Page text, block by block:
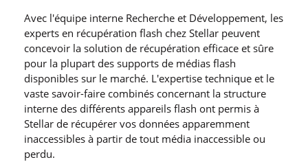
Avec l′équipe interne Recherche et Développement, les
experts en récupération flash chez Stellar peuvent
concevoir la solution de récupération efficace et sûre
pour la plupart des supports de médias flash
disponibles sur le marché. L′expertise technique et le
vaste savoir-faire combinés concernant la structure
interne des différents appareils flash ont permis à
Stellar de récupérer vos données apparemment
inaccessibles à partir de tout média inaccessible ou
perdu.